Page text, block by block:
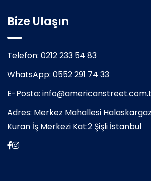
Bize Ulaşın
Telefon: 0212 233 54 83
WhatsApp: 0552 291 74 33
E-Posta:
Adres: Merkez Mahallesi
Kuran İş Merkezi Kat:2 Şişli İstanbul